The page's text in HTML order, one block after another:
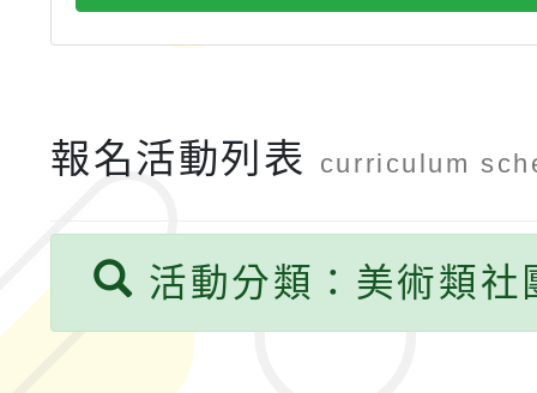
小時認證研習計畫」
義教育推展貢獻獎」實
報名活動列表 curriculum
活動分類：美術類社